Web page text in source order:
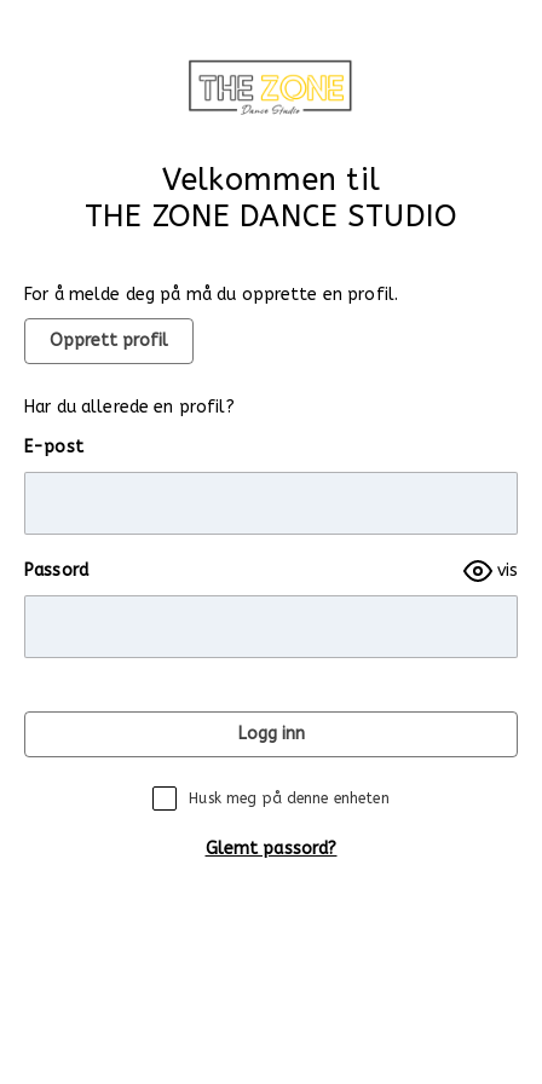
Velkommen til
THE ZONE DANCE STUDIO
For å melde deg på må du opprette en profil.
Opprett profil
Har du allerede en profil?
E-post
Passord vis
Logg inn
Husk meg på denne enheten
Glemt passord?